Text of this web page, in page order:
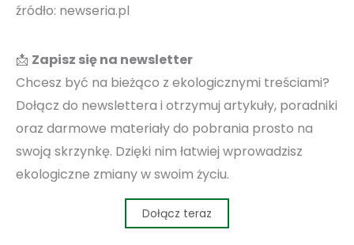
źródło: newseria.pl
📩 Zapisz się na newsletter
Chcesz być na bieżąco z ekologicznymi treściami?
Dołącz do newslettera i otrzymuj artykuły, poradniki
oraz darmowe materiały do pobrania prosto na
swoją skrzynkę. Dzięki nim łatwiej wprowadzisz
ekologiczne zmiany w swoim życiu.
Dołącz teraz